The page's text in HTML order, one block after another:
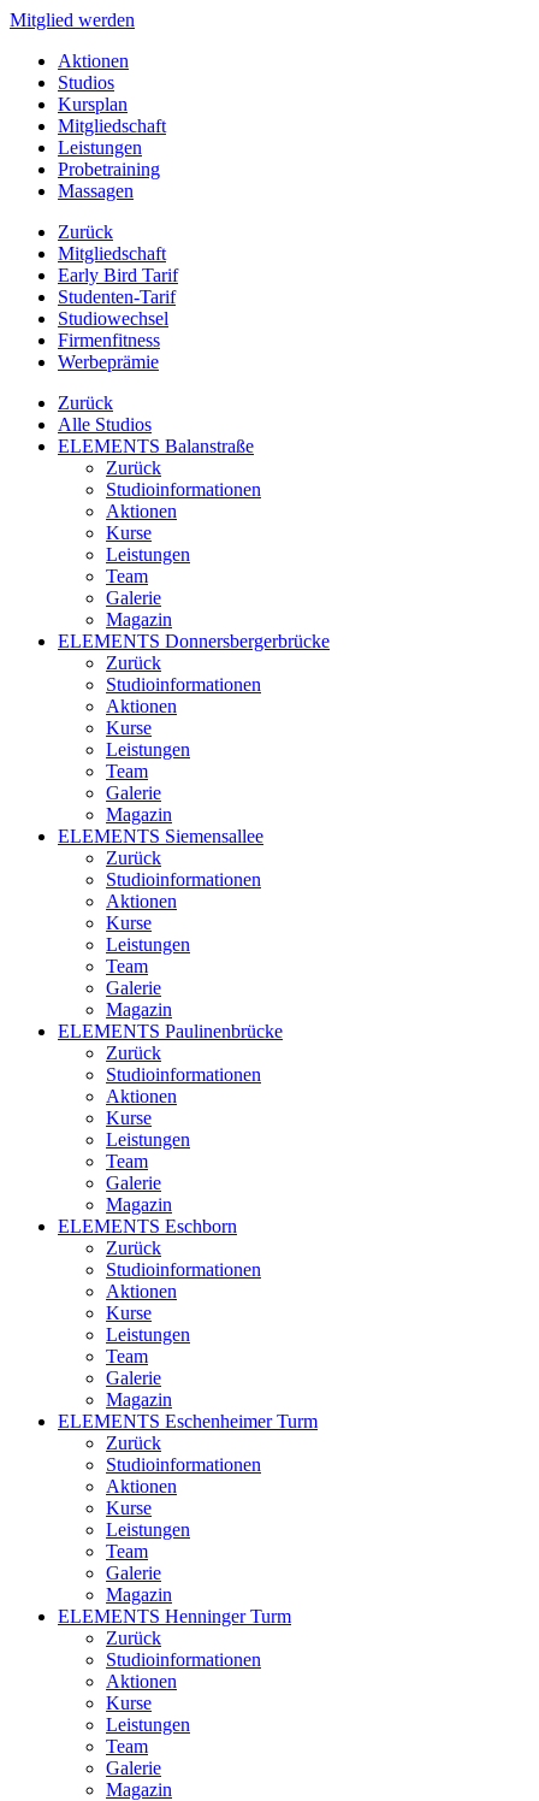
Mitglied werden
Aktionen
Studios
Kursplan
Mitgliedschaft
Leistungen
Probetraining
Massagen
Zurück
Mitgliedschaft
Early Bird Tarif
Studenten-Tarif
Studiowechsel
Firmenfitness
Werbeprämie
Zurück
Alle Studios
ELEMENTS Balanstraße
Zurück
Studioinformationen
Aktionen
Kurse
Leistungen
Team
Galerie
Magazin
ELEMENTS Donnersbergerbrücke
Zurück
Studioinformationen
Aktionen
Kurse
Leistungen
Team
Galerie
Magazin
ELEMENTS Siemensallee
Zurück
Studioinformationen
Aktionen
Kurse
Leistungen
Team
Galerie
Magazin
ELEMENTS Paulinenbrücke
Zurück
Studioinformationen
Aktionen
Kurse
Leistungen
Team
Galerie
Magazin
ELEMENTS Eschborn
Zurück
Studioinformationen
Aktionen
Kurse
Leistungen
Team
Galerie
Magazin
ELEMENTS Eschenheimer Turm
Zurück
Studioinformationen
Aktionen
Kurse
Leistungen
Team
Galerie
Magazin
ELEMENTS Henninger Turm
Zurück
Studioinformationen
Aktionen
Kurse
Leistungen
Team
Galerie
Magazin